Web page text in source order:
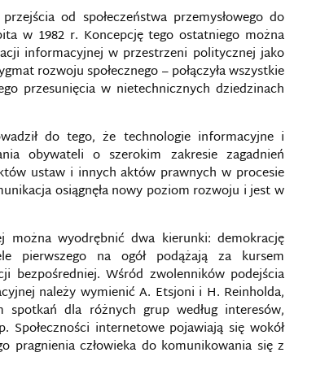
od społeczeństwa przemysłowego do
w 1982 r. Koncepcję tego ostatniego można
informacyjnej w przestrzeni politycznej jako
rozwoju społecznego – połączyła wszystkie
przesunięcia w nietechnicznych dziedzinach
do tego, że technologie informacyjne i
obywateli o szerokim zakresie zagadnień
ustaw i innych aktów prawnych w procesie
osiągnęła nowy poziom rozwoju i jest w
można wyodrębnić dwa kierunki: demokrację
pierwszego na ogół podążają za kursem
bezpośredniej. Wśród zwolenników podejścia
należy wymienić A. Etsjoni i H. Reinholda,
dla różnych grup według interesów,
Społeczności internetowe pojawiają się wokół
pragnienia człowieka do komunikowania się z